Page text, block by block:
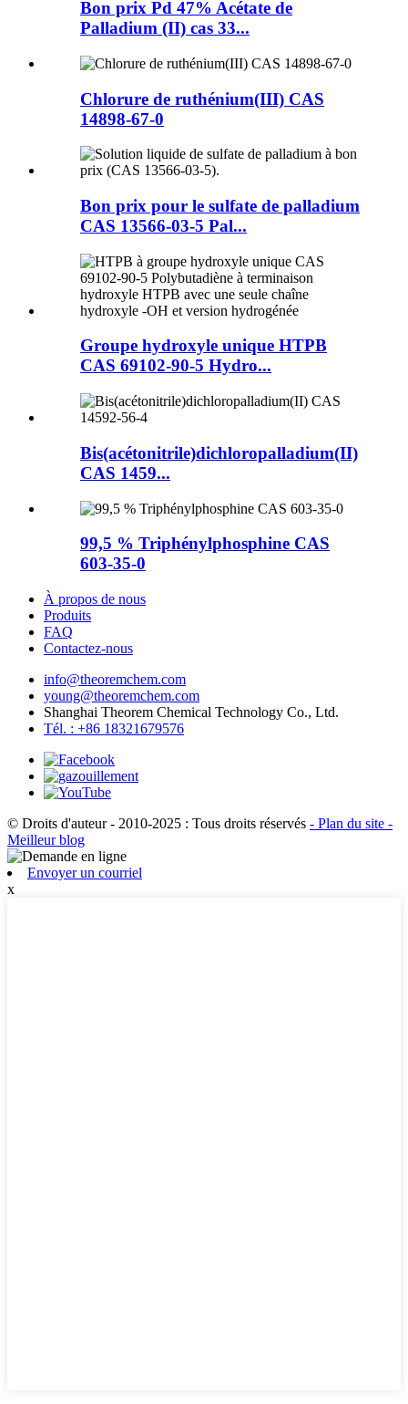
Bon prix Pd 47% Acétate de
Palladium (II) cas 33...
Chlorure de ruthénium(III) CAS
14898-67-0
Bon prix pour le sulfate de palladium
CAS 13566-03-5 Pal...
Groupe hydroxyle unique HTPB
CAS 69102-90-5 Hydro...
Bis(acétonitrile)dichloropalladium(II)
CAS 1459...
99,5 % Triphénylphosphine CAS
603-35-0
À propos de nous
Produits
FAQ
Contactez-nous
info@theoremchem.com
young@theoremchem.com
Shanghai Theorem Chemical Technology Co., Ltd.
Tél. : +86 18321679576
© Droits d'auteur - 2010-2025 : Tous droits réservés - Plan du site -
Meilleur blog
Envoyer un courriel
x